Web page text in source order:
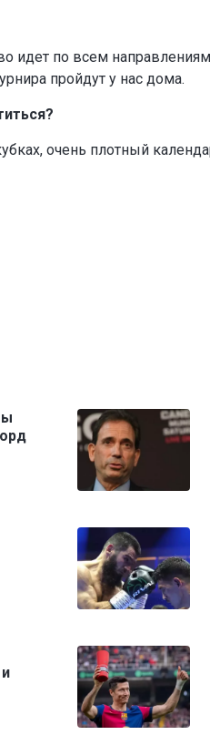
идет по всем
пройдут у нас дома.
очень плотный